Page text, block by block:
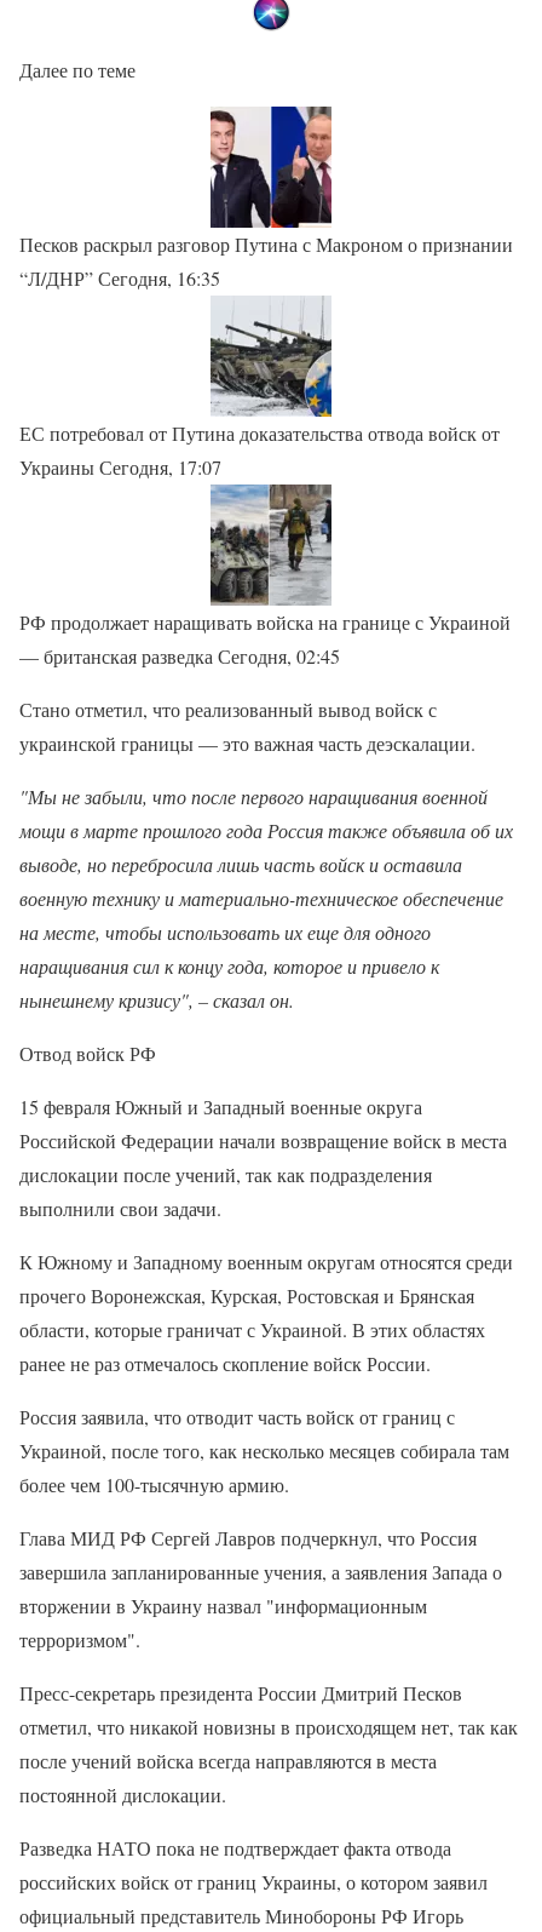
Далее по теме
Песков раскрыл разговор Путина с Макроном о признании
“Л/ДНР” Сегодня, 16:35
ЕС потребовал от Путина доказательства отвода войск от
Украины Сегодня, 17:07
РФ продолжает наращивать войска на границе с Украиной
— британская разведка Сегодня, 02:45
Стано отметил, что реализованный вывод войск с
украинской границы — это важная часть деэскалации.
"Мы не забыли, что после первого наращивания военной
мощи в марте прошлого года Россия также объявила об их
выводе, но перебросила лишь часть войск и оставила
военную технику и материально-техническое обеспечение
на месте, чтобы использовать их еще для одного
наращивания сил к концу года, которое и привело к
нынешнему кризису", – сказал он.
Отвод войск РФ
15 февраля Южный и Западный военные округа
Российской Федерации начали возвращение войск в места
дислокации после учений, так как подразделения
выполнили свои задачи.
К Южному и Западному военным округам относятся среди
прочего Воронежская, Курская, Ростовская и Брянская
области, которые граничат с Украиной. В этих областях
ранее не раз отмечалось скопление войск России.
Россия заявила, что отводит часть войск от границ с
Украиной, после того, как несколько месяцев собирала там
более чем 100-тысячную армию.
Глава МИД РФ Сергей Лавров подчеркнул, что Россия
завершила запланированные учения, а заявления Запада о
вторжении в Украину назвал "информационным
терроризмом".
Пресс-секретарь президента России Дмитрий Песков
отметил, что никакой новизны в происходящем нет, так как
после учений войска всегда направляются в места
постоянной дислокации.
Разведка НАТО пока не подтверждает факта отвода
российских войск от границ Украины, о котором заявил
официальный представитель Минобороны РФ Игорь